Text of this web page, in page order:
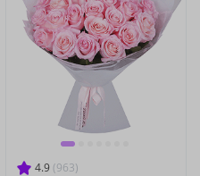
4.9 (963)